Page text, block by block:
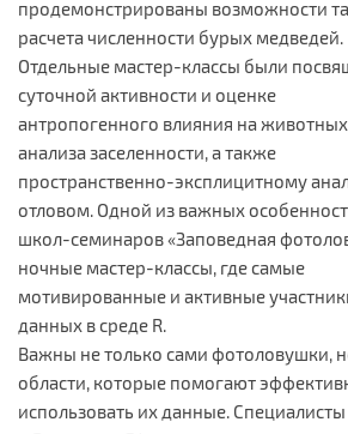
продемонстрированы возможности
расчета численности бурых медведей.
Отдельные мастер-классы были
суточной активности и оценке
антропогенного влияния на
анализа заселенности, а также
пространственно-эксплицитному
отловом. Одной из важных
школ-семинаров «Заповедная
ночные мастер-классы, где самые
мотивированные и активные
данных в среде R.
Важны не только сами фотоловушки,
области, которые помогают
использовать их данные.